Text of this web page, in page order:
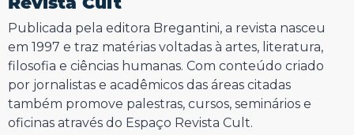
Publicada pela editora Bregantini, a revista nasceu
em 1997 e traz matérias voltadas à artes, literatura,
filosofia e ciências humanas. Com conteúdo criado
por jornalistas e acadêmicos das áreas citadas
também promove palestras, cursos, seminários e
oficinas através do Espaço Revista Cult.